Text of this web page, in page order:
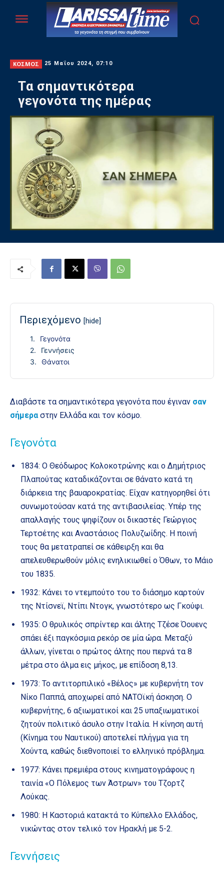
ΚΟΣΜΟΣ 25 Μαΐου 2024, 07:10
Τα σημαντικότερα
γεγονότα της ημέρας
Περιεχόμενο [hide]
Γεγονότα
Γεννήσεις
Θάνατοι
Διαβάστε τα σημαντικότερα γεγονότα που έγιναν σαν
σήμεραστην Ελλάδα και τον κόσμο.
Γεγονότα
1834: Ο Θεόδωρος Κολοκοτρώνης και ο Δημήτριος
Πλαπούτας καταδικάζονται σε θάνατο κατά τη
διάρκεια της βαυαροκρατίας. Είχαν κατηγορηθεί ότι
συνωμοτούσαν κατά της αντιβασιλείας. Υπέρ της
απαλλαγής τους ψηφίζουν οι δικαστές Γεώργιος
Τερτσέτης και Αναστάσιος Πολυζωίδης. Η ποινή
τους θα μετατραπεί σε κάθειρξη και θα
απελευθερωθούν μόλις ενηλικιωθεί ο Όθων, το Μάιο
του 1835.
1932: Κάνει το ντεμπούτο του το διάσημο καρτούν
της Ντίσνεϊ, Ντίπι Ντογκ, γνωστότερο ως Γκούφι.
1935: Ο θρυλικός σπρίντερ και άλτης Τζέσε Όουενς
σπάει έξι παγκόσμια ρεκόρ σε μία ώρα. Μεταξύ
άλλων, γίνεται ο πρώτος άλτης που περνά τα 8
μέτρα στο άλμα εις μήκος, με επίδοση 8,13.
1973: Το αντιτορπιλικό «Βέλος» με κυβερνήτη τον
Νίκο Παππά, αποχωρεί από ΝΑΤΟϊκή άσκηση. Ο
κυβερνήτης, 6 αξιωματικοί και 25 υπαξιωματικοί
ζητούν πολιτικό άσυλο στην Ιταλία. Η κίνηση αυτή
(Κίνημα του Ναυτικού) αποτελεί πλήγμα για τη
Χούντα, καθώς διεθνοποιεί το ελληνικό πρόβλημα.
1977: Κάνει πρεμιέρα στους κινηματογράφους η
ταινία «Ο Πόλεμος των Άστρων» του Τζορτζ
Λούκας.
1980: Η Καστοριά κατακτά το Κύπελλο Ελλάδος,
νικώντας στον τελικό τον Ηρακλή με 5-2.
Γεννήσεις